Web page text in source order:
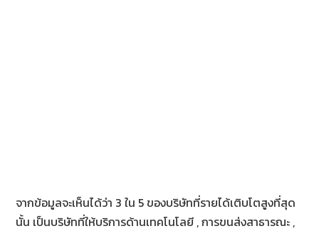
จากข้อมูลจะเห็นได้ว่า 3 ใน 5 ของบริษัทที่รายได้เติบโตสูงที่สุด
นั้น เป็นบริษัทที่ให้บริการด้านเทคโนโลยี , การขนส่งสาธารณะ ,